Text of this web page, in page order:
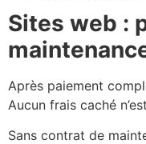
Sites web :
Après paiement
Aucun frais caché
Sans contrat de